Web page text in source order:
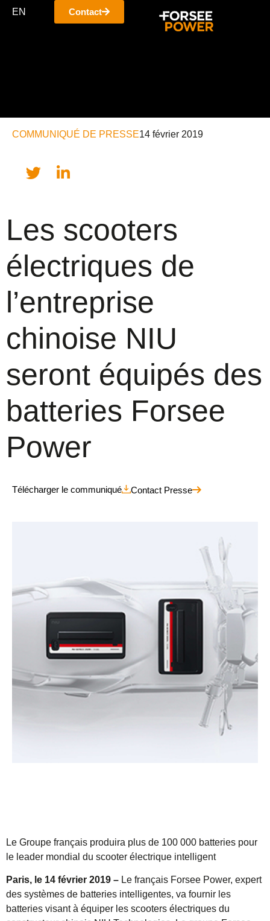
EN Contact
COMMUNIQUÉ DE PRESSE14 février 2019
Les scooters
électriques de
l’entreprise
chinoise NIU
seront équipés des
batteries Forsee
Power
Télécharger le communiqué Contact Presse
Le Groupe français produira plus de 100 000 batteries pour
le leader mondial du scooter électrique intelligent
Paris, le 14 février 2019 – Le français Forsee Power, expert
des systèmes de batteries intelligentes, va fournir les
batteries visant à équiper les scooters électriques du